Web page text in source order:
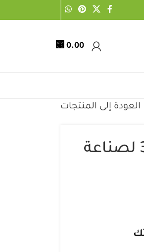
⃁ 0.00
العودة إلى المنتجات
قالب سيليكون ربطة عنق 3D لصناعة